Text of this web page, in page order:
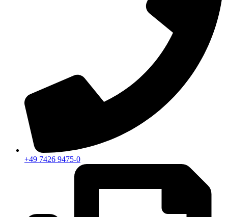
+49 7426 9475-0